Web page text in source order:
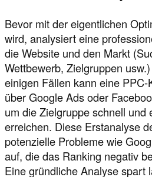
Bevor mit der eigentlichen
wird, analysiert eine
die Website und den Markt
Wettbewerb, Zielgruppen
einigen Fällen kann eine PPC-
über Google Ads oder
um die Zielgruppe schnell und
erreichen. Diese Erstanalyse
potenzielle Probleme wie
auf, die das Ranking negativ
Eine gründliche Analyse spart